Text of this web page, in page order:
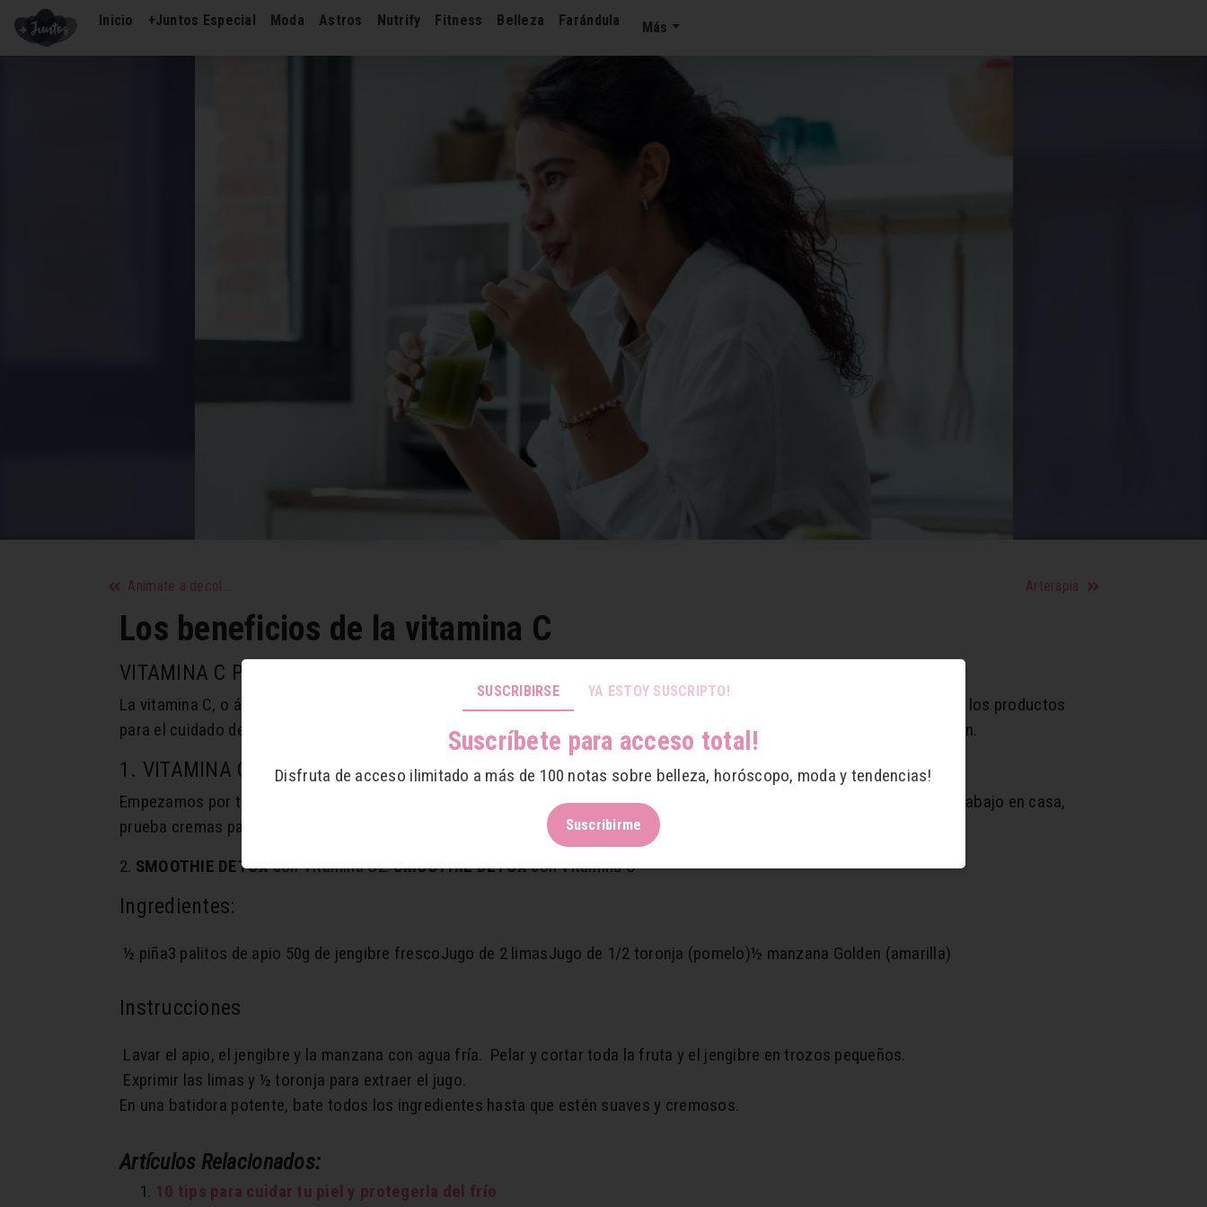
Inicio +Juntos Especial Moda Astros Nutrify Fitness Belleza Farándula Más
Animate a decolorarte en casa Arterapia
Los beneficios de la vitamina C
VITAMINA C PARA LAS PIELES MÁS DELICADAS
La vitamina C, o ácido ascórbico, es un ingrediente clave en las recetas saludables e ingredientes para que tu piel brille. En los productos
para el cuidado de la piel también es imprescindible para iluminar el tono de la piel y reducir la apariencia de la pigmentación.
1. VITAMINA C en Crema
Empezamos por tu piel. Para darle un merecido descanso a tus bellos ojos después de tantas horas en pantalla, zoom, y trabajo en casa,
prueba cremas para la piel con vitamina C. Además la vitamina C aumenta la producción de colágeno y reafirma la piel.
2. SMOOTHIE DETOXcon Vitamina C2.SMOOTHIE DETOXcon Vitamina C
Ingredientes:
½ piña3 palitos de apio 50g de jengibre frescoJugo de 2 limasJugo de 1/2 toronja (pomelo)½ manzana Golden (amarilla)
Instrucciones
Lavar el apio, el jengibre y la manzana con agua fría. Pelar y cortar toda la fruta y el jengibre en trozos pequeños.
Exprimir las limas y ½ toronja para extraer el jugo.
En una batidora potente, bate todos los ingredientes hasta que estén suaves y cremosos.
Artículos Relacionados:
10 tips para cuidar tu piel y protegerla del frío
SUSCRIBIRSE YA ESTOY SUSCRIPTO!
Suscríbete para acceso total!
Disfruta de acceso ilimitado a más de 100 notas sobre belleza, horóscopo, moda y tendencias!
Suscribirme